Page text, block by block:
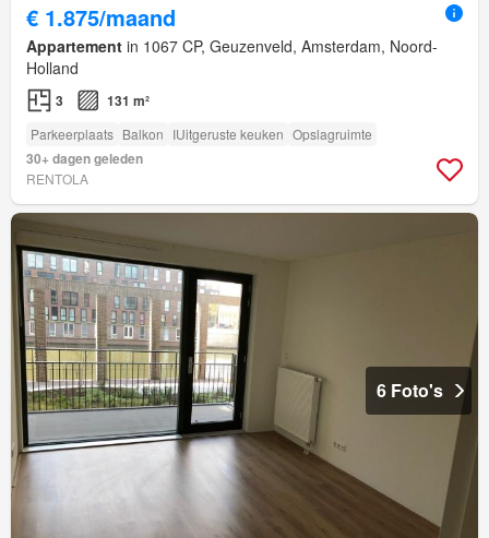
€ 1.875/maand
Appartement in 1067 CP, Geuzenveld, Amsterdam, Noord-
Holland
3 131 m²
Parkeerplaats Balkon IUitgeruste keuken Opslagruimte
30+ dagen geleden
RENTOLA
6 Foto's